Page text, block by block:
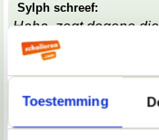
Toestemming
Sylph schreef:
Haha, zegt degene
;x
Wat een belabberde
08-10-2007, 09:17